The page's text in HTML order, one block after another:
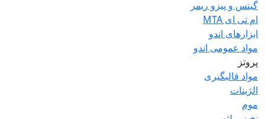
گیتس و پیزو ریمر
ام تی ای MTA
ابزارهای اندو
مواد عمومی اندو
پروتز
مواد قالبگیری
الژینات
موم